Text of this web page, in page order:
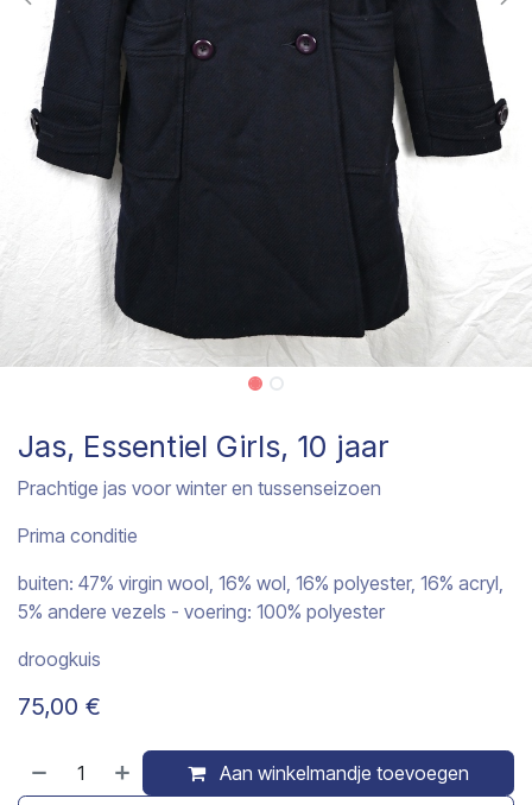
Jas, Essentiel Girls, 10 jaar
Prachtige jas voor winter en tussenseizoen
Prima conditie
buiten: 47% virgin wool, 16% wol, 16% polyester, 16% acryl,
5% andere vezels - voering: 100% polyester
droogkuis
75,00 €
Aan winkelmandje toevoegen